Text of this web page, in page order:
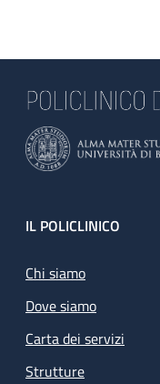
Footer
IL POLICLINICO
Chi siamo
Dove siamo
Carta dei servizi
Strutture